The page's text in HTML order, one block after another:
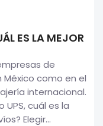
ES LA MEJOR
de
como en el
internacional.
UPS, cuál es la
Elegir...